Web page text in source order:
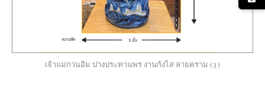
เจ้าแม่กวนอิม ปางประทานพร งานกังไส ลายคราม (3)